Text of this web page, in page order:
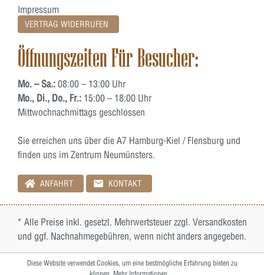
Impressum
VERTRAG WIDERRUFEN
Öffnungszeiten Für Besucher:
Mo. – Sa.: 08:00 – 13:00 Uhr
Mo., Di., Do., Fr.: 15:00 – 18:00 Uhr
Mittwochnachmittags geschlossen
Sie erreichen uns über die A7 Hamburg-Kiel / Flensburg und
finden uns im Zentrum Neumünsters.
ANFAHRT KONTAKT
* Alle Preise inkl. gesetzl. Mehrwertsteuer zzgl. Versandkosten
und ggf. Nachnahmegebühren, wenn nicht anders angegeben.
Diese Website verwendet Cookies, um eine bestmögliche Erfahrung bieten zu